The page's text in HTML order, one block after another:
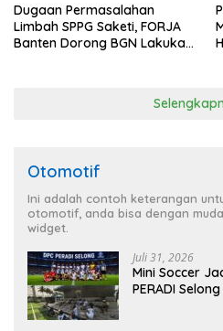
Dugaan Permasalahan
Limbah SPPG Saketi, FORJA
Banten Dorong BGN Lakukan
Otomotif
Ini adalah contoh keterangan
otomotif, anda bisa dengan
widget.
Juli 31, 2026
Mini Soccer
PERADI